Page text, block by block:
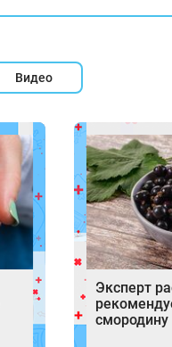
Видео
Эксперт
смородину